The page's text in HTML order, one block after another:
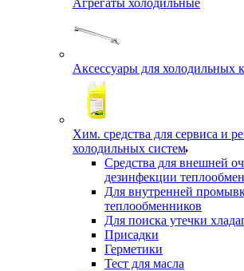
Агрегаты холодильные
Аксессуары для холодильных
Хим. средства для сервиса и
холодильных систем
Средства для внешней
дезинфекции
Для внутренней
теплообменников
Для поиска утечки
Присадки
Герметики
Тест для масла